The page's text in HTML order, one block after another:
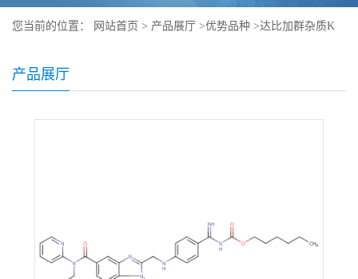
您当前的位置： 网站首页 > 产品展厅 >优势品种 >达比加群杂质K
产品展厅